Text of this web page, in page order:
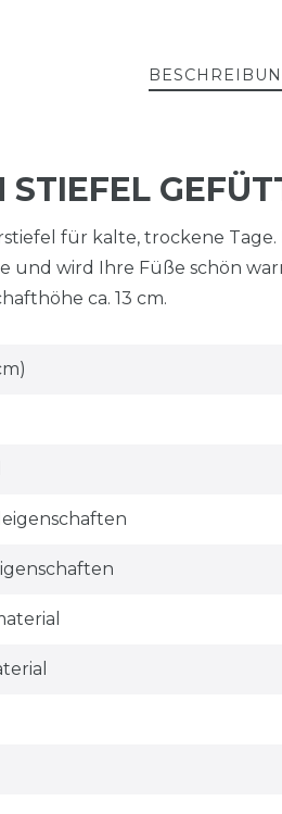
STIEFEL
für kalte, trockene
und wird Ihre Füße schön
ca. 13 cm.